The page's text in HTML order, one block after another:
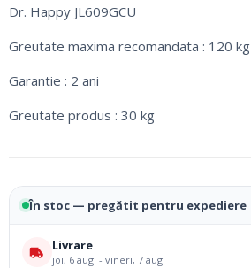
Dr. Happy JL609GCU
Greutate maxima recomandata : 120 kg
Garantie : 2 ani
Greutate produs : 30 kg
În stoc — pregătit pentru expediere
Livrare
joi, 6 aug. - vineri, 7 aug.